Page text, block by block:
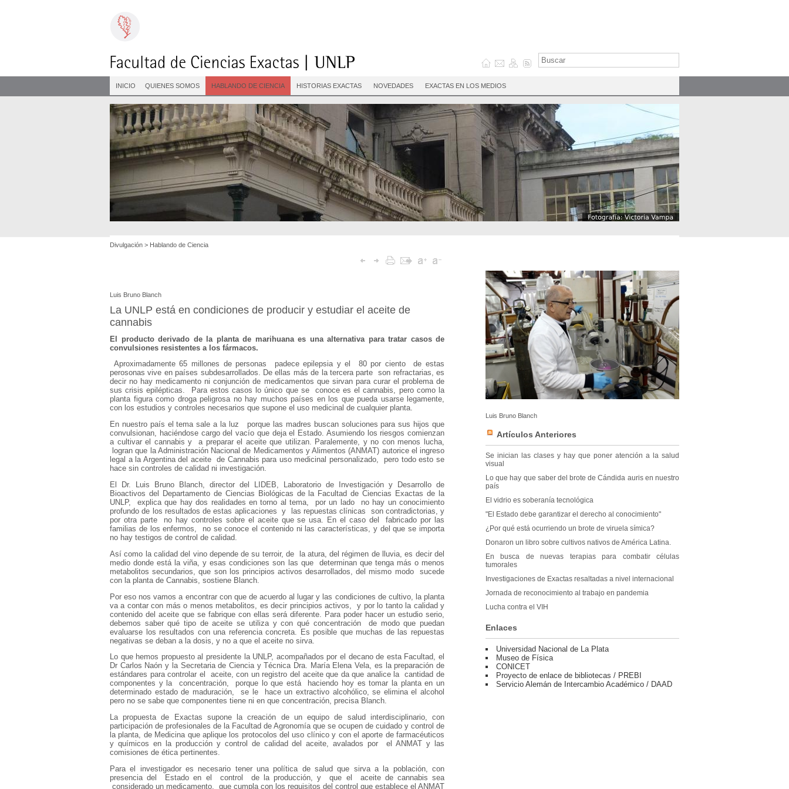
INICIO QUIENES SOMOS HABLANDO DE CIENCIA HISTORIAS EXACTAS NOVEDADES EXACTAS EN LOS MEDIOS
Divulgación > Hablando de Ciencia
Luis Bruno Blanch
La UNLP está en condiciones de producir y estudiar el aceite de
cannabis
El producto derivado de la planta de marihuana es una alternativa para tratar casos de
convulsiones resistentes a los fármacos.
Aproximadamente 65 millones de personas padece epilepsia y el 80 por ciento de estas
perosonas vive en países subdesarrollados. De ellas más de la tercera parte son refractarias, es
decir no hay medicamento ni conjunción de medicamentos que sirvan para curar el problema de
sus crisis epilépticas. Para estos casos lo único que se conoce es el cannabis, pero como la
planta figura como droga peligrosa no hay muchos países en los que pueda usarse legamente,
con los estudios y controles necesarios que supone el uso medicinal de cualquier planta.
En nuestro país el tema sale a la luz porque las madres buscan soluciones para sus hijos que
convulsionan, haciéndose cargo del vacío que deja el Estado. Asumiendo los riesgos comienzan
a cultivar el cannabis y a preparar el aceite que utilizan. Paralemente, y no con menos lucha,
logran que la Administración Nacional de Medicamentos y Alimentos (ANMAT) autorice el ingreso
legal a la Argentina del aceite de Cannabis para uso medicinal personalizado, pero todo esto se
hace sin controles de calidad ni investigación.
El Dr. Luis Bruno Blanch, director del LIDEB, Laboratorio de Investigación y Desarrollo de
Bioactivos del Departamento de Ciencias Biológicas de la Facultad de Ciencias Exactas de la
UNLP, explica que hay dos realidades en torno al tema, por un lado no hay un conocimiento
profundo de los resultados de estas aplicaciones y las repuestas clínicas son contradictorias, y
por otra parte no hay controles sobre el aceite que se usa. En el caso del fabricado por las
familias de los enfermos, no se conoce el contenido ni las características, y del que se importa
no hay testigos de control de calidad.
Así como la calidad del vino depende de su terroir, de la atura, del régimen de lluvia, es decir del
medio donde está la viña, y esas condiciones son las que determinan que tenga más o menos
metabolitos secundarios, que son los principios activos desarrollados, del mismo modo sucede
con la planta de Cannabis, sostiene Blanch.
Por eso nos vamos a encontrar con que de acuerdo al lugar y las condiciones de cultivo, la planta
va a contar con más o menos metabolitos, es decir principios activos, y por lo tanto la calidad y
contenido del aceite que se fabrique con ellas será diferente. Para poder hacer un estudio serio,
debemos saber qué tipo de aceite se utiliza y con qué concentración de modo que puedan
evaluarse los resultados con una referencia concreta. Es posible que muchas de las repuestas
negativas se deban a la dosis, y no a que el aceite no sirva.
Lo que hemos propuesto al presidente la UNLP, acompañados por el decano de esta Facultad, el
Dr Carlos Naón y la Secretaria de Ciencia y Técnica Dra. María Elena Vela, es la preparación de
estándares para controlar el aceite, con un registro del aceite que da que analice la cantidad de
componentes y la concentración, porque lo que está haciendo hoy es tomar la planta en un
determinado estado de maduración, se le hace un extractivo alcohólico, se elimina el alcohol
pero no se sabe que componentes tiene ni en que concentración, precisa Blanch.
La propuesta de Exactas supone la creación de un equipo de salud interdisciplinario, con
participación de profesionales de la Facultad de Agronomía que se ocupen de cuidado y control de
la planta, de Medicina que aplique los protocolos del uso clínico y con el aporte de farmacéuticos
y químicos en la producción y control de calidad del aceite, avalados por el ANMAT y las
comisiones de ética pertinentes.
Para el investigador es necesario tener una política de salud que sirva a la población, con
presencia del
Estado en el control de la producción, y que el
aceite de cannabis sea
considerado un medicamento, que cumpla con los requisitos del control que establece el ANMAT
Luis Bruno Blanch
Artículos Anteriores
Se inician las clases y hay que poner atención a la salud
visual
Lo que hay que saber del brote de Cándida auris en nuestro
país
El vidrio es soberanía tecnológica
"El Estado debe garantizar el derecho al conocimiento"
¿Por qué está ocurriendo un brote de viruela símica?
Donaron un libro sobre cultivos nativos de América Latina.
En busca de nuevas terapias para combatir células
tumorales
Investigaciones de Exactas resaltadas a nivel internacional
Jornada de reconocimiento al trabajo en pandemia
Lucha contra el VIH
Enlaces
Universidad Nacional de La Plata
Museo de Física
CONICET
Proyecto de enlace de bibliotecas / PREBI
Servicio Alemán de Intercambio Académico / DAAD